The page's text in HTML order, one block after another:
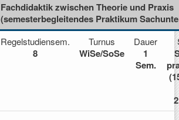
Fachdidaktik zwischen Theorie und Praxis
(semesterbegleitendes Praktikum
Regelstudiensem.
8
Turnus
WiSe/SoSe
Dauer
1
Sem.